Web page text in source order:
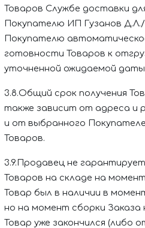
Товаров Службе доставки
Покупателю ИП Гузанов
Покупателю
готовности Товаров к
уточненной ожидаемой
3.8.Общий срок получения
также зависит от адреса и
и от выбранного
Товаров.
3.9.Продавец не
Товаров на складе на
Товар был в наличии в
но на момент сборки Заказа
Товар уже закончился (либо